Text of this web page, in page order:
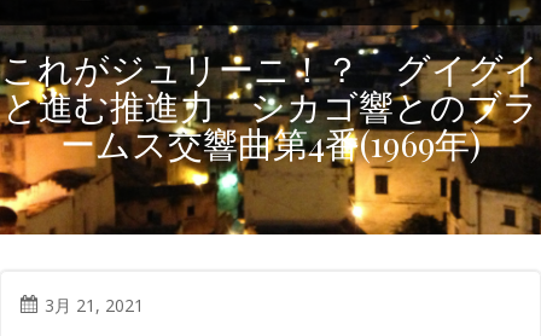
へ
ス
キ
ッ
プ
これがジュリーニ！？ グイグイ
と進む推進力 シカゴ響とのブラ
ームス交響曲第4番(1969年)
3月 21, 2021